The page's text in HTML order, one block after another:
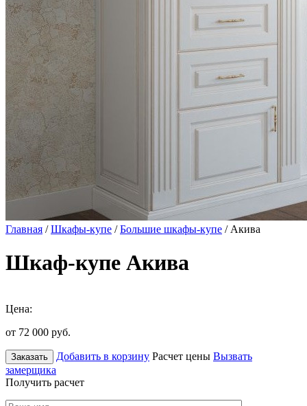
Главная /Шкафы-купе /Большие шкафы-купе / Акива
Шкаф-купе Акива
Цена:
от 72 000 руб.
Заказать Добавить в корзину Расчет цены Вызвать
замерщика
Получить расчет